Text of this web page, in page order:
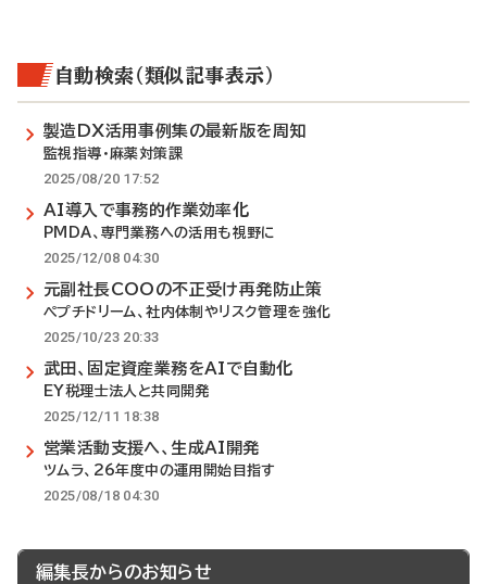
自動検索（類似記事表示）
製造DX活用事例集の最新版を周知
監視指導・麻薬対策課
2025/08/20 17:52
AI導入で事務的作業効率化
PMDA、専門業務への活用も視野に
2025/12/08 04:30
元副社長COOの不正受け再発防止策
ペプチドリーム、社内体制やリスク管理を強化
2025/10/23 20:33
武田、固定資産業務をAIで自動化
EY税理士法人と共同開発
2025/12/11 18:38
営業活動支援へ、生成AI開発
ツムラ、26年度中の運用開始目指す
2025/08/18 04:30
編集長からのお知らせ